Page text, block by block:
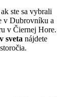
ste sa vybrali
v Dubrovníku a
v Čiernej Hore.
sveta nájdete